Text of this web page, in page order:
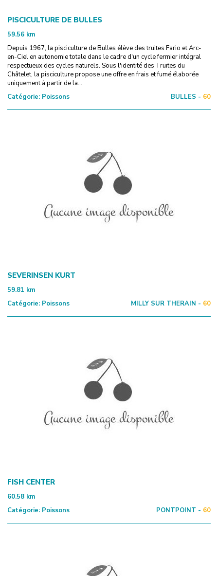
PISCICULTURE DE BULLES
59.56 km
Depuis 1967, la pisciculture de Bulles élève des truites Fario et Arc-
en-Ciel en autonomie totale dans le cadre d'un cycle fermier intégral
respectueux des cycles naturels. Sous l'identité des Truites du
Châtelet, la pisciculture propose une offre en frais et fumé élaborée
uniquement à partir de la...
Catégorie: Poissons BULLES - 60
SEVERINSEN KURT
59.81 km
Catégorie: Poissons MILLY SUR THERAIN - 60
FISH CENTER
60.58 km
Catégorie: Poissons PONTPOINT - 60